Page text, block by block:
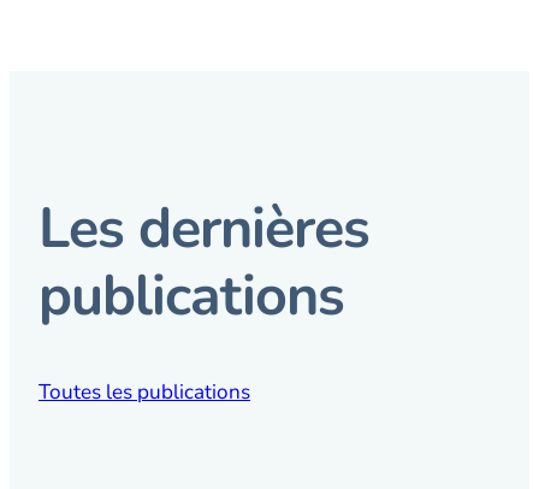
Les dernières
publications
Toutes les publications